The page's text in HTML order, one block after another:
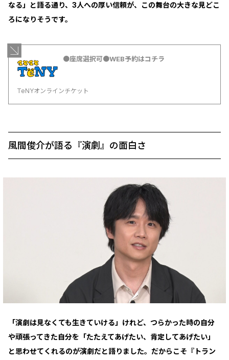
なる」と語る通り、3人への厚い信頼が、この舞台の大きな見どこ
ろになりそうです。
●座席選択可●WEB予約はコチラ
TeNYオンラインチケット
風間俊介が語る『演劇』の面白さ
「演劇は見なくても生きていける」けれど、つらかった時の自分
や頑張ってきた自分を「たたえてあげたい、肯定してあげたい」
と思わせてくれるのが演劇だと語りました。だからこそ『トラン